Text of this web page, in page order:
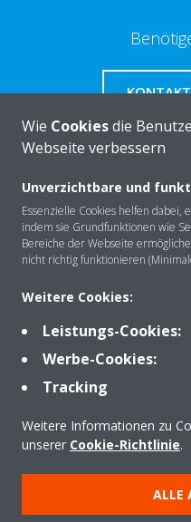
Über DAIKIN
Anwendungsbereiche
Kontakt
Wie Cookiesdie
Webseite verbessern
Unverzichtbare und
Essenzielle Cookies helfen dabei,
indem sie Grundfunktionen wie
Bereiche der Webseite
nicht richtig funktionieren
Weitere Cookies:
Leistungs-Cookies:
Werbe-Cookies:
Tracking
Weitere Informationen zu
unserer Cookie-Richtlinie.
ALLE